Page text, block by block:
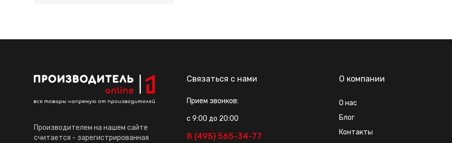
Производителем на нашем сайте
считается - зарегистрированная
Связаться с нами
Прием звонков:
с 9:00 до 20:00
8 (495) 565-34-77
О компании
О нас
Блог
Контакты